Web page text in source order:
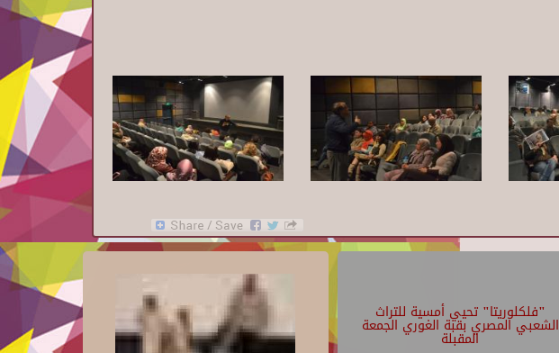
"فلكلوريتا" تحيي أمسية للتراث
الشعبي المصري بقبة الغوري الجمعة
المقبلة